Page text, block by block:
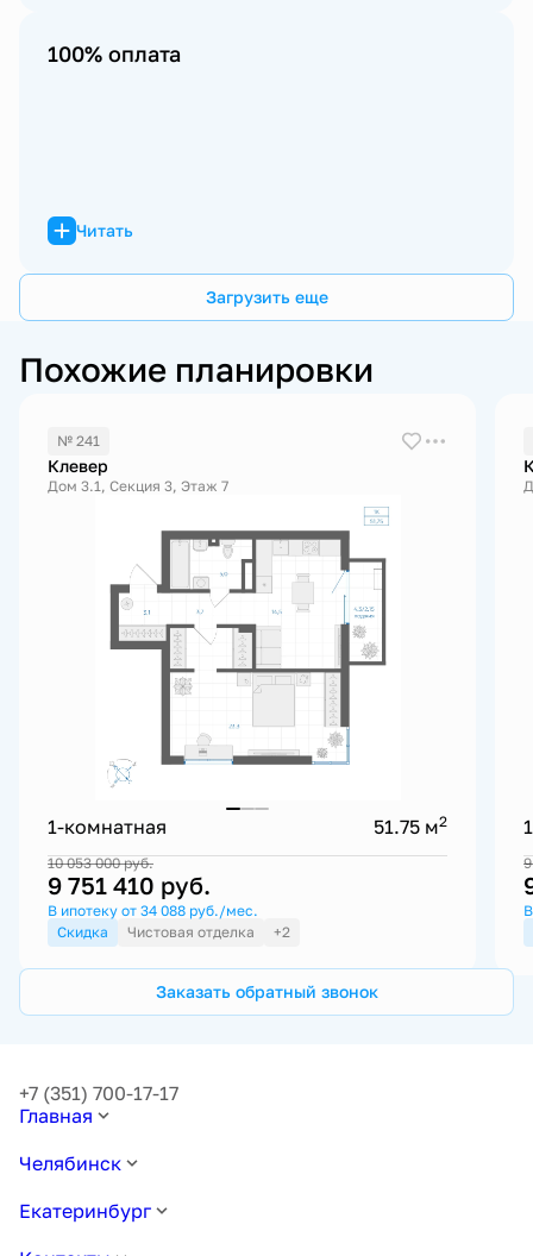
100% оплата
Читать
Загрузить еще
Похожие планировки
№ 241
Клевер
Дом 3.1, Секция 3, Этаж 7
1-комнатная 51.75 м2
10 053 000руб.
9 751 410 руб.
В ипотеку от 34 088 руб./мес.
Скидка
Чистовая отделка +2
Заказать обратный звонок
Главная
Челябинск
Екатеринбург
+7 (351) 700-17-17